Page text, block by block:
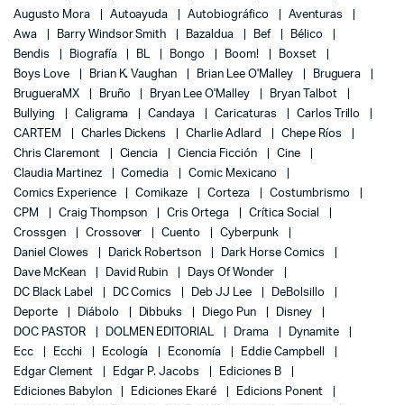
Augusto Mora
Autoayuda Autobiográfico
Aventuras
Awa
Barry Windsor Smith Bazaldua Bef
Bélico
Bendis
Biografía BL Bongo Boom!
Boxset
Boys Love
Brian K. Vaughan Brian Lee O'Malley
Bruguera
BrugueraMX
Bruño Bryan Lee O'Malley
Bryan Talbot
Bullying
Caligrama Candaya Caricaturas
Carlos Trillo
CARTEM
Charles Dickens Charlie Adlard
Chepe Ríos
Chris Claremont
Ciencia Ciencia Ficción
Cine
Claudia Martinez
Comedia
Comic Mexicano
Comics Experience
Comikaze Corteza
Costumbrismo
CPM
Craig Thompson Cris Ortega
Crítica Social
Crossgen
Crossover Cuento
Cyberpunk
Daniel Clowes
Darick Robertson
Dark Horse Comics
Dave McKean
David Rubin
Days Of Wonder
DC Black Label
DC Comics Deb JJ Lee
DeBolsillo
Deporte
Diábolo Dibbuks Diego Pun
Disney
DOC PASTOR
DOLMEN EDITORIAL Drama
Dynamite
Ecc
Ecchi Ecología Economía
Eddie Campbell
Edgar Clement
Edgar P. Jacobs
Ediciones B
Ediciones Babylon
Ediciones Ekaré
Edicions Ponent